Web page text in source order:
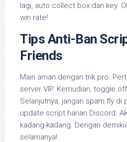
lagi, auto collect box dan key.
win rate!
Tips Anti-Ban
Friends
Main aman dengan trik pro.
server VIP. Kemudian, toggle
Selanjutnya, jangan spam fly di
update script harian Discord.
kadang-kadang. Dengan
selamanya!